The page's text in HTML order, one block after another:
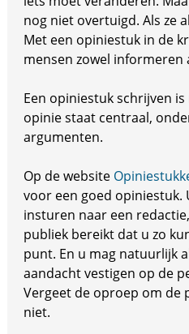
nog niet overtuigd. Als ze
Met een opiniestuk in de
mensen zowel informeren
Een opiniestuk schrijven
opinie staat centraal,
argumenten.
Op de website
voor een goed opiniestuk.
insturen naar een
publiek bereikt dat u zo
punt. En u mag natuurlijk
aandacht vestigen op de
Vergeet de oproep om de
niet.